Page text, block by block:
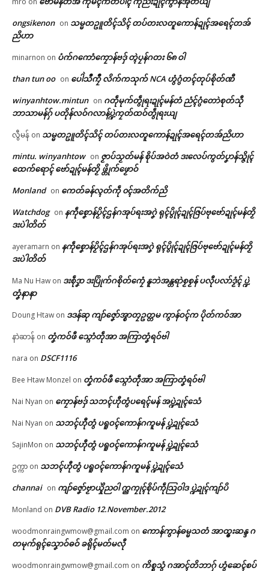
ဌာန်ပရိုၚ်ဗၠးၜးမန်
🏛 လညာတ်ပါ်ပဲါ
ညးဒါန်လိက်
Related
ကရောၚ်ပၞာန်ကမ္မယှေန်ပၞာန် ဗိုလ်ဗိ
က္ဍိုက်က္ဍိုပ် လုပ်စိုပ်ကၠုၚ် အပ္ဍဲတိ
ဍာ် RDF ဂှ် ဒးဒုၚ်ဗ္တိုက်
June 19, 2026
In "ပရိုၚ်"
ဗော်ညးဍုၚ်ကွာန်ကဵု ဗော်ဖိုအ်ဓဲါ
တအ် ဟွံဒုၚ်တဲ လ္တူမာဲမကလိဂွံ
ဏအ်တုဲ အာတ်မိက် ကဵုကလေၚ်
ရိုဟ်မာဲတၟိ
February 11, 2026
ကရောၚ်ပၞာန်ကမ္မယှေန်ပၞာန်နူရေဝ်
သွက်ဂွံလုပ်စိုပ်ဍုၚ်ကျာ်ပိဂှ် ဂိုတ်ဂ္
စာန်ဒၟံၚ်
June 30, 2026
ongsikenon on သမ္မတဥူတိၚ်သိၚ် တပ်တးလတူကောန်ဍုၚ်အရေၚ်တအ်
ညိဟာ
minarnon on ပံက်ဂကောံကၠောန်ဗဒှ် တ္ၚဲပၠန်ဂတး ၆၈ ဝါ
than tun oo on ပေါဲသဳကၠဳ လိက်ကသုက် NCA ဟွံဂွံတၚ်တုပ်စိုတ်ဏီ
winyanhtow.mintun on ဂတဵုမုက်တွဵုရးဍုၚ်မန်တံ ညံၚ်ဂွံတောဲစုတ်သီု
ဘာသာမန်ဂှ် ပတိုန်လဝ်ဂလာန်ပ္ဍဲကၠတ်ထဝ်တွဵုရးယျ
လွီမန် on သမ္မတဥူတိၚ်သိၚ် တပ်တးလတူကောန်ဍုၚ်အရေၚ်တအ်ညိဟာ
mintu. winyanhtow on ဇၟာပ်သၟတ်မန် စိုပ်အဝဲတံ ဒးလေပ်ကွတ်ပၞာန်သ္ဇိုၚ်
ထေက်ရောၚ် ဗော်ဍုၚ်မန်တၟိ ဖ္တိုက်ဖၟောဝ်
Monland on ကေတ်ခန်လ္ၚတ်ကဵု ၀ၚ်အတိက်ညိ
Watchdog on နကဵုစၞောန်ပၟိၚ်ဌန်ဂအုပ်ရးအဂၞဲ ရုၚ်ပွိုၚ်ဍုၚ်ဇြပ်ဗုဗော်ဍုၚ်မန်တၟိ
ဒးပဲါတိတ်
ayeramarn on နကဵုစၞောန်ပၟိၚ်ဌန်ဂအုပ်ရးအဂၞဲ ရုၚ်ပွိုၚ်ဍုၚ်ဇြပ်ဗုဗော်ဍုၚ်မန်တၟိ
ဒးပဲါတိတ်
Ma Nu Haw on ဒးစဵုဒၞာ ဒးပြိုက်ဂစိုတ်ကၠေံ နူဘဲအန္တရာဲစၟစၟန် ပလီုပလာ်ဒၟံၚ် ပ္ဍဲ
တၞံနာနာ
Doung Htaw on ဒဒန်ဆု ကျာ်ဇၞော်အ္စာတၠဥတ္တမ ကွာန်ဝၚ်က ပိုတ်ကဝ်အာ
နာဲဆာန် on တၞံကဝ်ဖီ သ္ဂောံတဵုအာ အကြာတၞံရဝ်ဗါ
nara on DSCF1116
Bee Htaw Monzel on တၞံကဝ်ဖီ သ္ဂောံတဵုအာ အကြာတၞံရဝ်ဗါ
Nai Nyan on ကၠောန်ဗဒှ် သဘၚ်ဟီုတွံပရေၚ်မန် အပ္ဍဲဍုၚ်သေံ
Nai Nyan on သဘၚ်ဟီုတွံ ပရူဝၚ်ကောန်ဂကူမန် ပ္ဍဲဍုၚ်သေံ
SajinMon on သဘၚ်ဟီုတွံ ပရူဝၚ်ကောန်ဂကူမန် ပ္ဍဲဍုၚ်သေံ
ဥက္ကာ on သဘၚ်ဟီုတွံ ပရူဝၚ်ကောန်ဂကူမန် ပ္ဍဲဍုၚ်သေံ
channai on ကျာ်ဇၞော်ဗၟာယှိုဲညဝါ က္ညကၠုၚ်စိုပ်ကဵုသြဝါဒ ပ္ဍဲဍုၚ်ကျာ်ပိ
Monland on DVB Radio 12.November.2012
woodmonraingwmow@gmail.com on ကောန်ကွာန်ဓမ္မသတံ အာထ္ၜးဆန္ဒ ဂ
တမုက်ရုၚ်သၞောဝ်ဓဝ် ခရိုၚ်မတ်မလီု
woodmonraingwmow@gmail.com on ကိစ္စသွံ ဂအာၚ်တိဘာဂှ် ဟွံဆေၚ်စပ်